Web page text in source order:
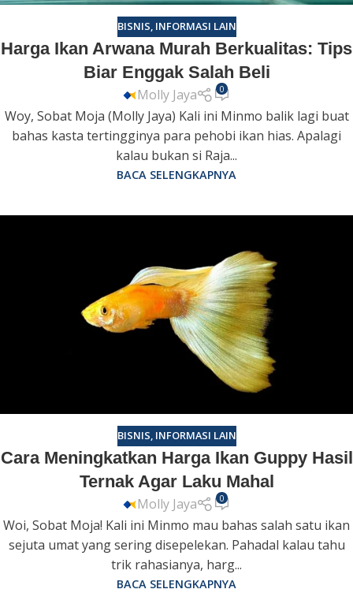
BISNIS, INFORMASI LAIN
Harga Ikan Arwana Murah Berkualitas: Tips
Biar Enggak Salah Beli
Molly Jaya 0
Woy, Sobat Moja (Molly Jaya) Kali ini Minmo balik lagi buat
bahas kasta tertingginya para pehobi ikan hias. Apalagi
kalau bukan si Raja...
BACA SELENGKAPNYA
BISNIS, INFORMASI LAIN
Cara Meningkatkan Harga Ikan Guppy Hasil
Ternak Agar Laku Mahal
Molly Jaya 0
Woi, Sobat Moja! Kali ini Minmo mau bahas salah satu ikan
sejuta umat yang sering disepelekan. Pahadal kalau tahu
trik rahasianya, harg...
BACA SELENGKAPNYA